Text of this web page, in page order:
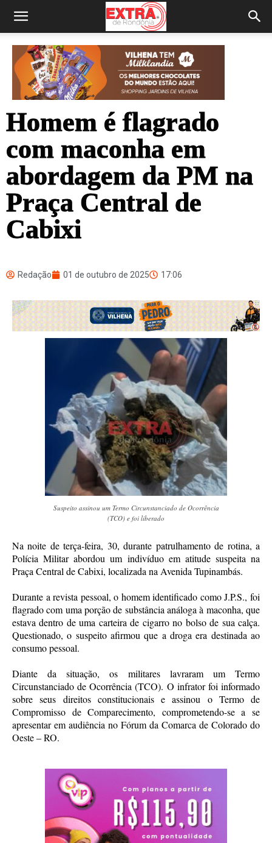
Homem é flagrado
com maconha em
abordagem da PM na
Praça Central de
Cabixi
Redação 01 de outubro de 2025 17:06
Suspeito assinou um Termo Circunstanciado de Ocorrência
(TCO) e foi liberado
Na noite de terça-feira, 30, durante patrulhamento de rotina, a
Polícia Militar abordou um indivíduo em atitude suspeita na
Praça Central de Cabixi, localizada na Avenida Tupinambás.
Durante a revista pessoal, o homem identificado como J.P.S., foi
flagrado com uma porção de substância análoga à maconha, que
estava dentro de uma carteira de cigarro no bolso de sua calça.
Questionado, o suspeito afirmou que a droga era destinada ao
consumo pessoal.
Diante da situação, os militares lavraram um Termo
Circunstanciado de Ocorrência (TCO). O infrator foi informado
sobre seus direitos constitucionais e assinou o Termo de
Compromisso de Comparecimento, comprometendo-se a se
apresentar em audiência no Fórum da Comarca de Colorado do
Oeste – RO.